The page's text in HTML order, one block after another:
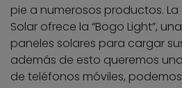
pie a numerosos productos.
Solar ofrece la “Bogo Light”,
paneles solares para cargar sus
además de esto queremos
de teléfonos móviles,